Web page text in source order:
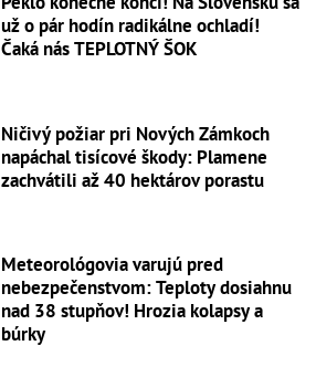
už o pár hodín radikálne ochladí!
Čaká nás TEPLOTNÝ ŠOK
Ničivý požiar pri Nových Zámkoch
napáchal tisícové škody: Plamene
zachvátili až 40 hektárov porastu
Meteorológovia varujú pred
nebezpečenstvom: Teploty dosiahnu
nad 38 stupňov! Hrozia kolapsy a
búrky